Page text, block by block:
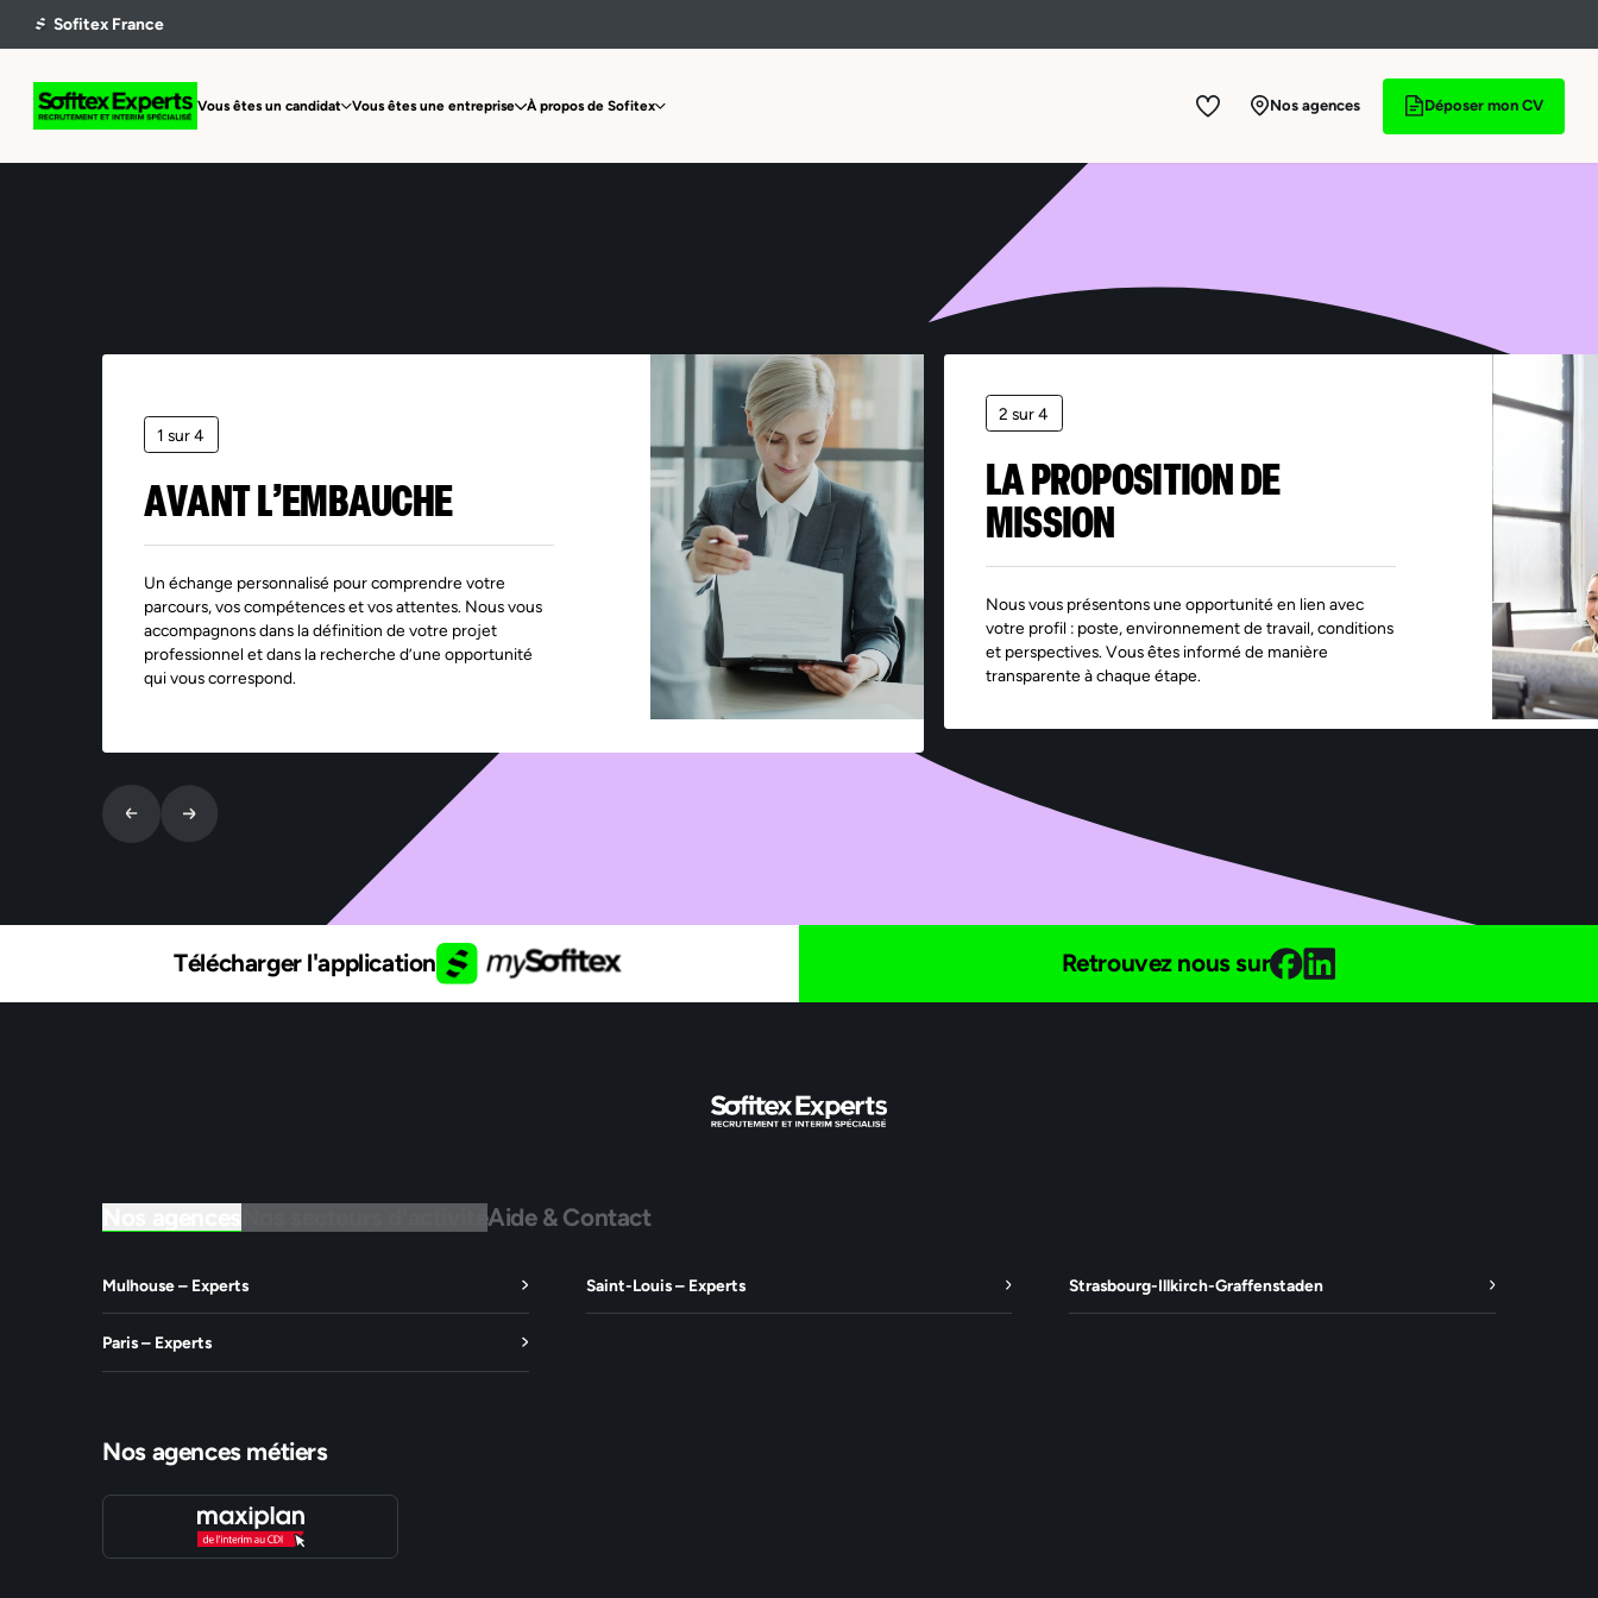
Vous êtes un candidat Vous êtes une entreprise À propos de Sofitex Nos agences Déposer mon CV
Offre non trouvée
1 sur 4
AVANT L’EMBAUCHE
Un échange personnalisé pour comprendre votre
parcours, vos compétences et vos attentes. Nous vous
accompagnons dans la définition de votre projet
professionnel et dans la recherche d’une opportunité
qui vous correspond.
2 sur 4
LA PROPOSITION DE
MISSION
Nous vous présentons une opportunité en lien avec
votre profil : poste, environnement de travail, conditions
et perspectives. Vous êtes informé de manière
transparente à chaque étape.
Télécharger l'application Retrouvez nous sur
Nos secteurs d'activitéAide & Contact
Mulhouse – Experts Saint-Louis – Experts Strasbourg-Illkirch-Graffenstaden
Paris – Experts
Nos agences métiers